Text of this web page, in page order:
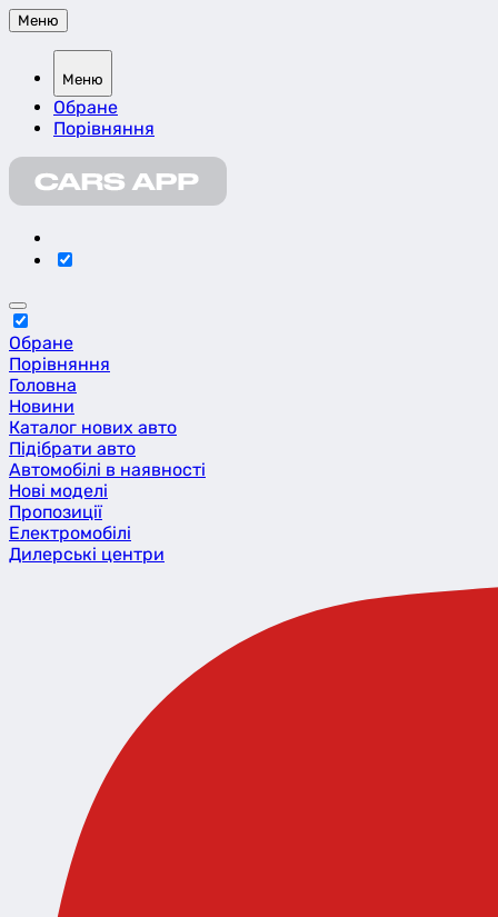
Меню
Меню
Обране
Порівняння
Обране
Порівняння
Головна
Новини
Каталог нових авто
Підібрати авто
Автомобілі в наявності
Нові моделі
Пропозиції
Eлектромобілі
Дилерські центри